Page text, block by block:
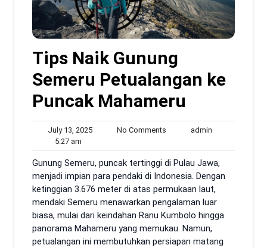
Tips Naik Gunung
Semeru Petualangan ke
Puncak Mahameru
July 13, 2025July
2025
No Comments admin
5:27 am
am
Gunung Semeru, puncak tertinggi di Pulau Jawa,
menjadi impian para pendaki di Indonesia. Dengan
ketinggian 3.676 meter di atas permukaan laut,
mendaki Semeru menawarkan pengalaman luar
biasa, mulai dari keindahan Ranu Kumbolo hingga
panorama Mahameru yang memukau. Namun,
petualangan ini membutuhkan persiapan matang